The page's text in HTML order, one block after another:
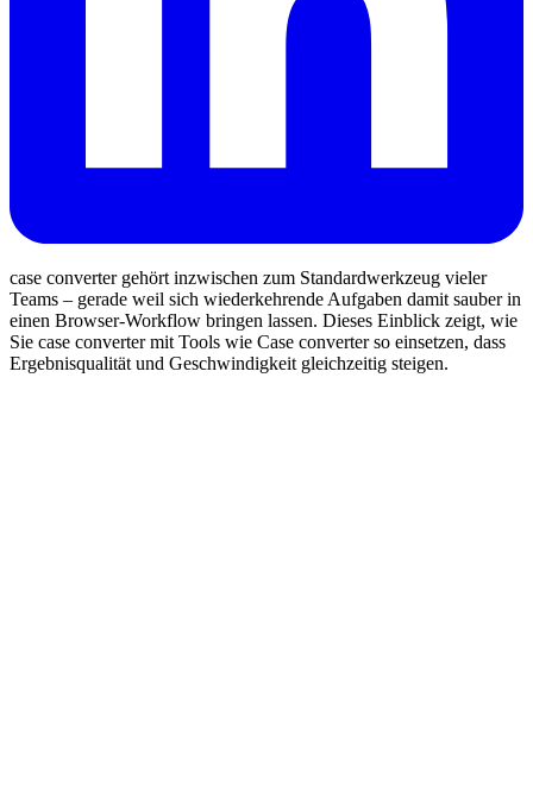
case converter gehört inzwischen zum Standardwerkzeug vieler
Teams – gerade weil sich wiederkehrende Aufgaben damit sauber in
einen Browser‑Workflow bringen lassen. Dieses Einblick zeigt, wie
Sie case converter mit Tools wie Case converter so einsetzen, dass
Ergebnisqualität und Geschwindigkeit gleichzeitig steigen.